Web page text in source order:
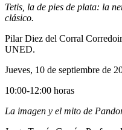
Tetis, la de pies de plata: la
clásico.
Pilar Diez del Corral
UNED.
Jueves, 10 de septiembre de
10:00-12:00 horas
La imagen y el mito de